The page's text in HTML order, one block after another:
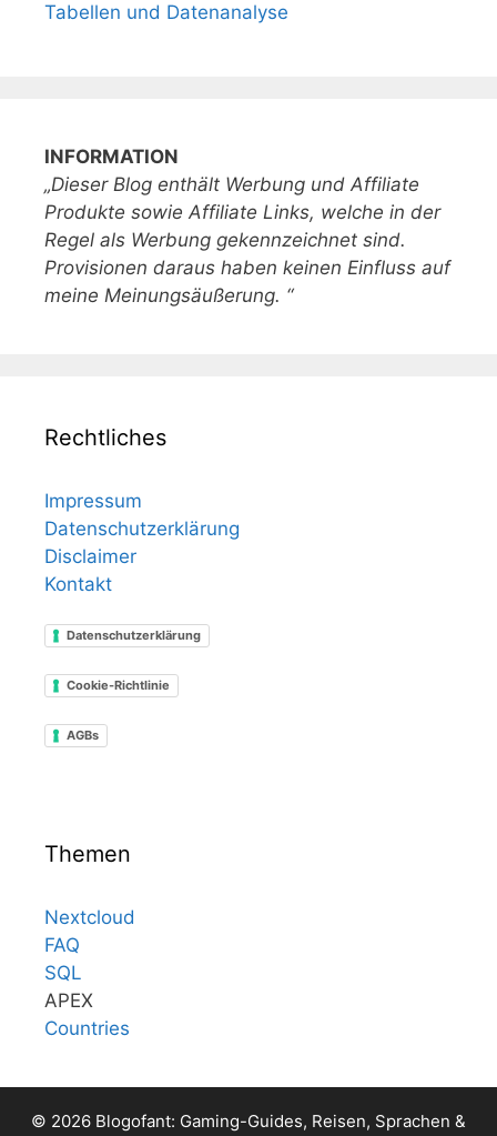
Tabellen und Datenanalyse
INFORMATION
„Dieser Blog enthält Werbung und Affiliate
Produkte sowie Affiliate Links, welche in der
Regel als Werbung gekennzeichnet sind.
Provisionen daraus haben keinen Einfluss auf
meine Meinungsäußerung. “
Rechtliches
Impressum
Datenschutzerklärung
Disclaimer
Kontakt
Datenschutzerklärung
Cookie-Richtlinie
AGBs
Themen
Nextcloud
FAQ
SQL
APEX
Countries
© 2026 Blogofant: Gaming-Guides, Reisen, Sprachen &